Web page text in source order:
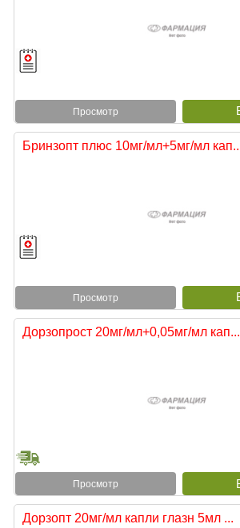
Просмотр
Бринзопт плюс 10мг/мл+5мг/мл кап...
Просмотр
Дорзопрост 20мг/мл+0,05мг/мл кап...
Просмотр
Дорзопт 20мг/мл капли глазн 5мл ...